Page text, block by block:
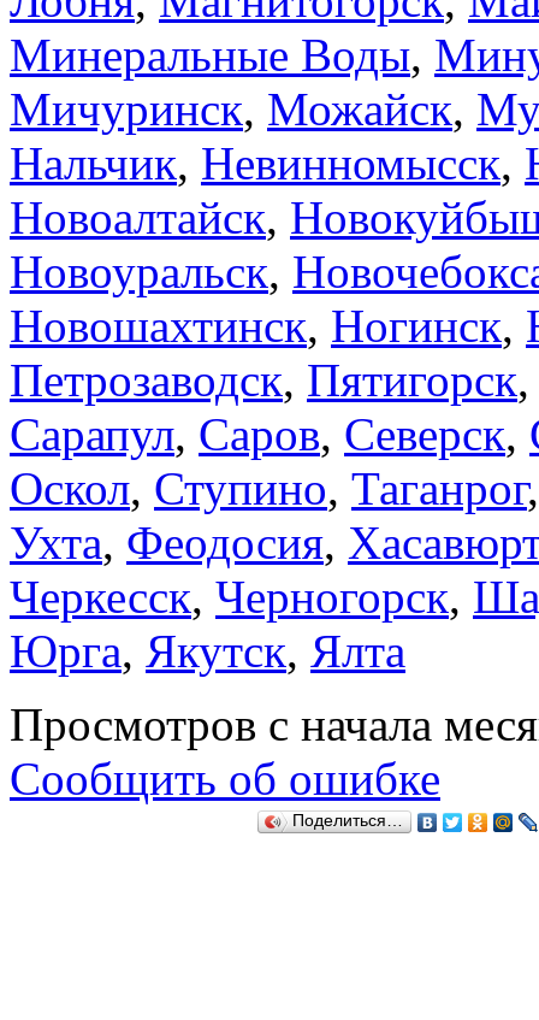
Минеральные Воды,
Мичуринск, Можайск,
Нальчик, Невинномысск,
Новоалтайск,
Новоуральск,
Новошахтинск, Ногинск,
Петрозаводск, Пятигорск
Сарапул, Саров, Северск,
Оскол, Ступино, Таганрог
Ухта, Феодосия, Хасавюрт
Черкесск, Черногорск,
Юрга, Якутск, Ялта
Просмотров с начала
Сообщить об ошибке
Поделиться…